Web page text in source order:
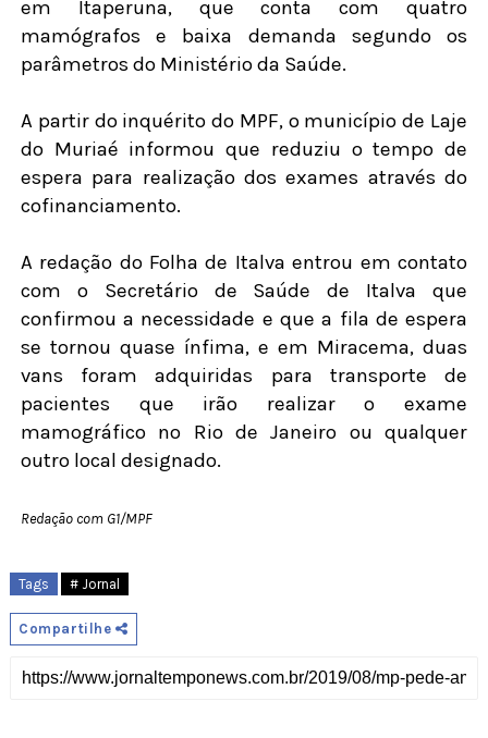
em Itaperuna, que conta com quatro
mamógrafos e baixa demanda segundo os
parâmetros do Ministério da Saúde.
A partir do inquérito do MPF, o município de Laje
do Muriaé informou que reduziu o tempo de
espera para realização dos exames através do
cofinanciamento.
A redação do Folha de Italva entrou em contato
com o Secretário de Saúde de Italva que
confirmou a necessidade e que a fila de espera
se tornou quase ínfima, e em Miracema, duas
vans foram adquiridas para transporte de
pacientes que irão realizar o exame
mamográfico no Rio de Janeiro ou qualquer
outro local designado.
Redação com G1/MPF
Tags # Jornal
Compartilhe